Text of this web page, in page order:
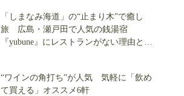
「しまなみ海道」の“止まり木”で癒し
旅 広島・瀬戸田で人気の銭湯宿
『yubune』にレストランがない理由と
“ワインの角打ち”が人気 気軽に「飲め
て買える」オススメ6軒